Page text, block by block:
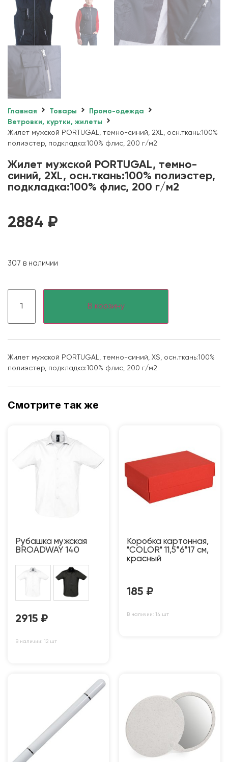
Главная Товары
Промо-одежда
Ветровки, куртки, жилеты
Жилет мужской PORTUGAL, темно-синий, 2XL, осн.ткань:100%
полиэстер, подкладка:100% флис, 200 г/м2
Жилет мужской PORTUGAL, темно-
синий, 2XL, осн.ткань:100% полиэстер,
подкладка:100% флис, 200 г/м2
2884 ₽
307 в наличии
В корзину
Жилет мужской PORTUGAL, темно-синий, XS, осн.ткань:100%
полиэстер, подкладка:100% флис, 200 г/м2
Смотрите так же
Рубашка мужская
BROADWAY 140
2915 ₽
В наличии: 12 шт
Коробка картонная,
"COLOR" 11,5*6*17 см,
красный
185 ₽
В наличии: 14 шт